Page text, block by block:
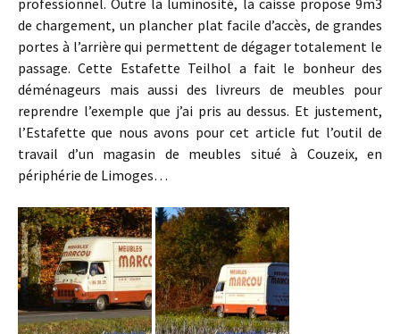
de chargement, un plancher plat facile d’accès, de grandes
portes à l’arrière qui permettent de dégager totalement le
passage. Cette Estafette Teilhol a fait le bonheur des
déménageurs mais aussi des livreurs de meubles pour
reprendre l’exemple que j’ai pris au dessus. Et justement,
l’Estafette que nous avons pour cet article fut l’outil de
travail d’un magasin de meubles situé à Couzeix, en
périphérie de Limoges…